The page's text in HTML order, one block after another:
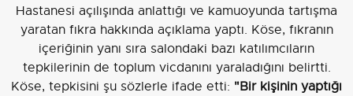
Hastanesi açılışında anlattığı ve kamuoyunda tartışma
yaratan fıkra hakkında açıklama yaptı. Köse, fıkranın
içeriğinin yanı sıra salondaki bazı katılımcıların
tepkilerinin de toplum vicdanını yaraladığını belirtti.
Köse, tepkisini şu sözlerle ifade etti: "Bir kişinin yaptığı